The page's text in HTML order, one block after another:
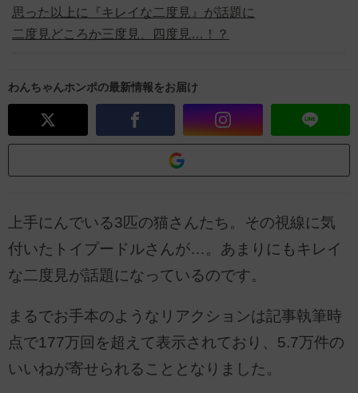
思った以上に『キレイな二度見』が話題に
二度見どころか三度見、四度見…！？
わんちゃんホンポの最新情報をお届け
上手にんでいる3匹の猫さんたち。その視線に気
付いたトイプードルさんが…。あまりにもキレイ
な二度見が話題になっているのです。
まるでお手本のようなリアクションは記事執筆時
点で177万回を超えて表示されており、5.7万件の
いいねが寄せられることとなりました。